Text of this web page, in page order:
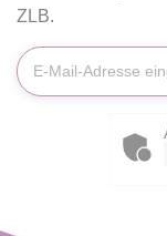
ZLB.